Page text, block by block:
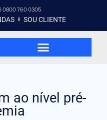
0800 760 0305
SOU CLIENTE
ao nível pré-